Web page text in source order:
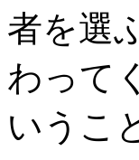
者を選
わって
いうこ